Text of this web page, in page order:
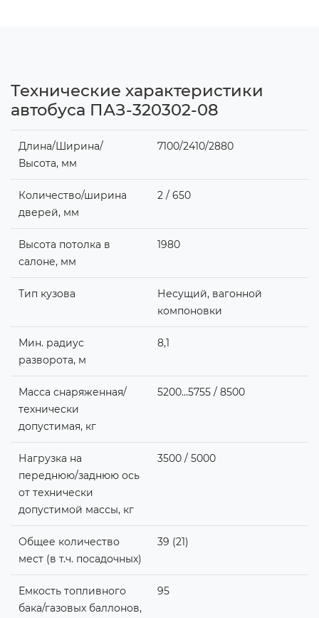
Технические характеристики
автобуса ПАЗ-320302-08
Длина/Ширина/
Высота, мм
7100/2410/2880
Количество/ширина
дверей, мм
2 / 650
Высота потолка в
салоне, мм
1980
Тип кузова
Несущий, вагонной
компоновки
Мин. радиус
разворота, м
8,1
Масса снаряженная/
технически
допустимая, кг
5200…5755 / 8500
Нагрузка на
переднюю/заднюю ось
от технически
допустимой массы, кг
3500 / 5000
Общее количество
мест (в т.ч. посадочных)
39 (21)
Емкость топливного
бака/газовых баллонов,
95